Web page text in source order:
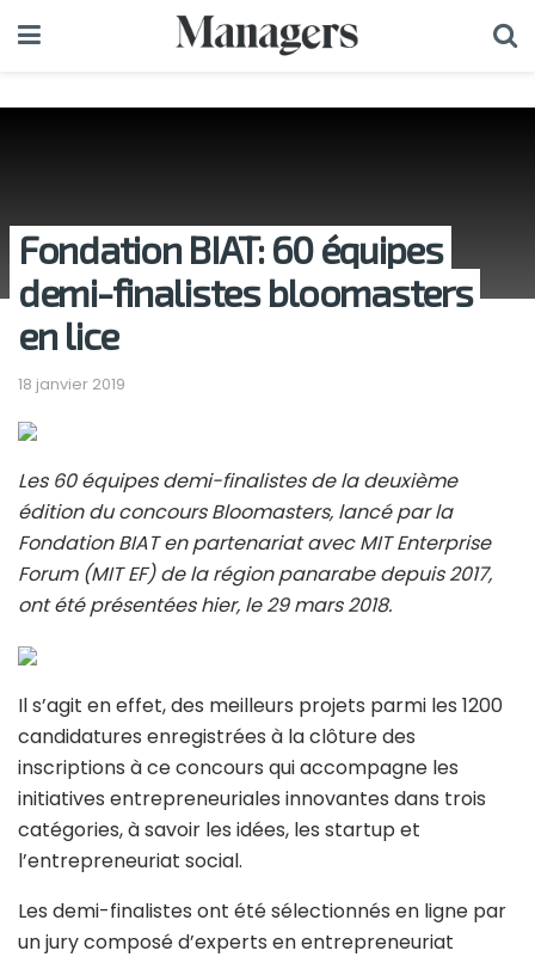
Fondation BIAT: 60 équipes
demi-finalistes bloomasters
en lice
18 janvier 2019
Les 60 équipes demi-finalistes de la deuxième
édition du concours Bloomasters, lancé par la
Fondation BIAT en partenariat avec MIT Enterprise
Forum (MIT EF) de la région panarabe depuis 2017,
ont été présentées hier, le 29 mars 2018.
Il s’agit en effet, des meilleurs projets parmi les 1200
candidatures enregistrées à la clôture des
inscriptions à ce concours qui accompagne les
initiatives entrepreneuriales innovantes dans trois
catégories, à savoir les idées, les startup et
l’entrepreneuriat social.
Les demi-finalistes ont été sélectionnés en ligne par
un jury composé d’experts en entrepreneuriat